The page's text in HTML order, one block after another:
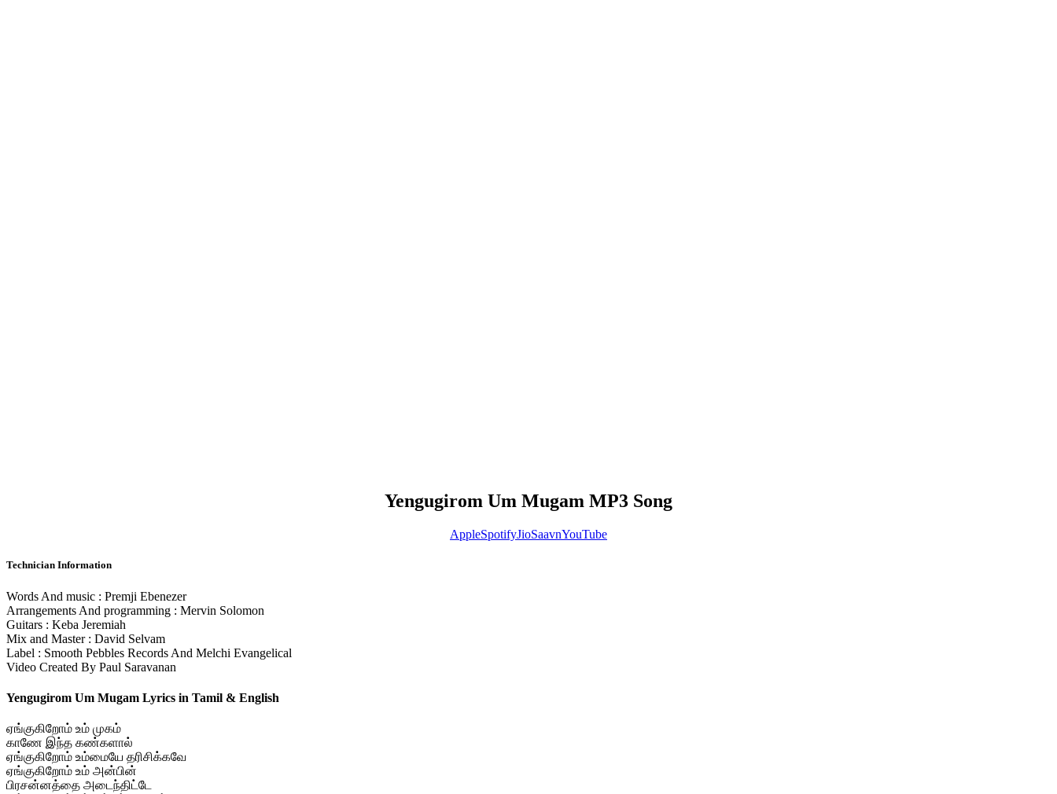
Yengugirom Um Mugam MP3 Song
AppleSpotifyJioSaavnYouTube
Technician Information
Words And music : Premji Ebenezer
Arrangements And programming : Mervin Solomon
Guitars : Keba Jeremiah
Mix and Master : David Selvam
Label : Smooth Pebbles Records And Melchi Evangelical
Video Created By Paul Saravanan
Yengugirom Um Mugam Lyrics in Tamil & English
ஏங்குகிறோம் உம் முகம்
காணே இந்த கண்களால்
ஏங்குகிறோம் உம்மையே தரிசிக்கவே
ஏங்குகிறோம் உம் அன்பின்
பிரசன்னத்தை அடைந்திட்டே